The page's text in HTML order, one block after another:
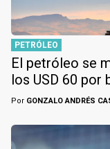
PETRÓLEO
El petróleo se
los USD 60 por
Por GONZALO ANDRÉS